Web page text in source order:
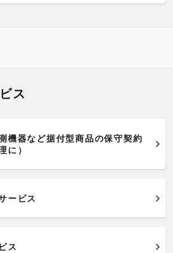
ス
機器など据付型商品の保守契約
に）
ービス
ス